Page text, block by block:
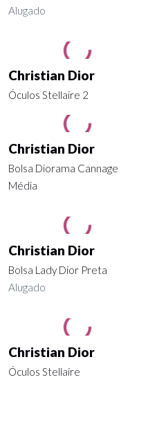
Alugado
Christian Dior
Óculos Stellaire 2
Christian Dior
Bolsa Diorama Cannage
Média
Christian Dior
Bolsa Lady Dior Preta
Alugado
Christian Dior
Óculos Stellaire